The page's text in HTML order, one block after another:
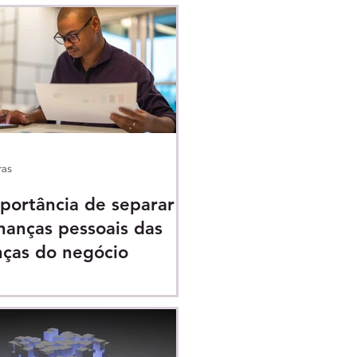
de separar
pessoais das
do negócio